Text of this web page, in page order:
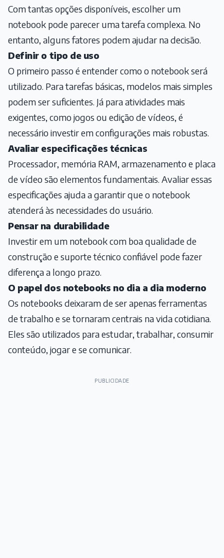
Com tantas opções disponíveis, escolher um
notebook pode parecer uma tarefa complexa. No
entanto, alguns fatores podem ajudar na decisão.
Definir o tipo de uso
O primeiro passo é entender como o notebook será
utilizado. Para tarefas básicas, modelos mais simples
podem ser suficientes. Já para atividades mais
exigentes, como jogos ou edição de vídeos, é
necessário investir em configurações mais robustas.
Avaliar especificações técnicas
Processador, memória RAM, armazenamento e placa
de vídeo são elementos fundamentais. Avaliar essas
especificações ajuda a garantir que o notebook
atenderá às necessidades do usuário.
Pensar na durabilidade
Investir em um notebook com boa qualidade de
construção e suporte técnico confiável pode fazer
diferença a longo prazo.
O papel dos notebooks no dia a dia moderno
Os notebooks deixaram de ser apenas ferramentas
de trabalho e se tornaram centrais na vida cotidiana.
Eles são utilizados para estudar, trabalhar, consumir
conteúdo, jogar e se comunicar.
PUBLICIDADE